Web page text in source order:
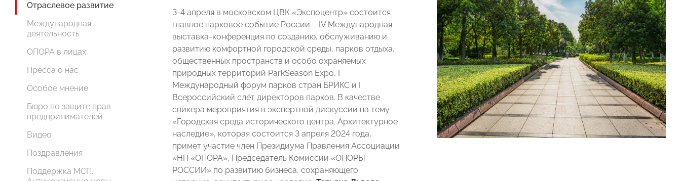
Отраслевое развитие
Международная
деятельность
ОПОРА в лицах
Пресса о нас
Особое мнение
Бюро по защите прав
предпринимателей
Видео
Поздравления
Поддержка МСП.
3-4 апреля в московском ЦВК «Экспоцентр» состоится
главное парковое событие России – IV Международная
выставка-конференция по созданию, обслуживанию и
развитию комфортной городской среды, парков отдыха,
общественных пространств и особо охраняемых
природных территорий ParkSeason Expo, I
Международный форум парков стран БРИКС и I
Всероссийский слёт директоров парков. В качестве
спикера мероприятия в экспертной дискуссии на тему
«Городская среда исторического центра. Архитектурное
наследие», которая состоится 3 апреля 2024 года,
примет участие член Президиума Правления Ассоциации
«НП «ОПОРА», Председатель Комиссии «ОПОРЫ
РОССИИ» по развитию бизнеса, сохраняющего